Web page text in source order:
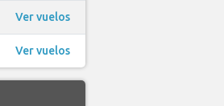
Ver vuelos
Ver vuelos